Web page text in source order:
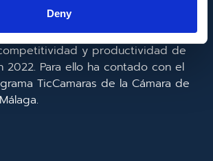
Deny
y gracias al que ha
de un CRM y para la
y productividad de
2022. Para ello ha contado con el
TicCamaras de la Cámara de